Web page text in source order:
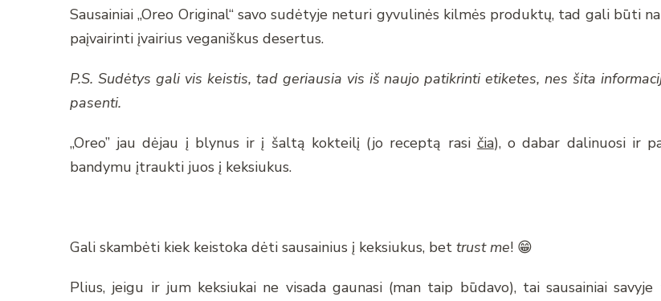
Sausainiai „Oreo Original“ savo sudėtyje neturi gyvulinės kilmės produktų, tad gali būti
paįvairinti įvairius veganiškus desertus.
P.S. Sudėtys gali vis keistis, tad geriausia vis iš naujo patikrinti etiketes, nes šita
pasenti.
„Oreo” jau dėjau į blynus ir į šaltą kokteilį (jo receptą rasi čia), o dabar dalinuosi ir
bandymu įtraukti juos į keksiukus.
Gali skambėti kiek keistoka dėti sausainius į keksiukus, bet trust me! 😁
Plius, jeigu ir jum keksiukai ne visada gaunasi (man taip būdavo), tai sausainiai